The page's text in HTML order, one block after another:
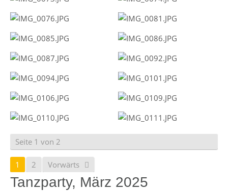
Seite 1 von 2
1 2 Vorwärts
Tanzparty, März 2025